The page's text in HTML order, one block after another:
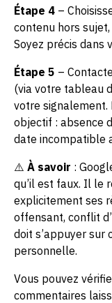
Étape 4 –
contenu hors
Soyez précis dans
Étape 5 –
(via votre tableau
votre signalement.
objectif : absence
date incompatible
⚠️ À savoir :
qu’il est faux. Il le
explicitement ses
offensant, conflit
doit s’appuyer sur
personnelle.
Vous pouvez
commentaires